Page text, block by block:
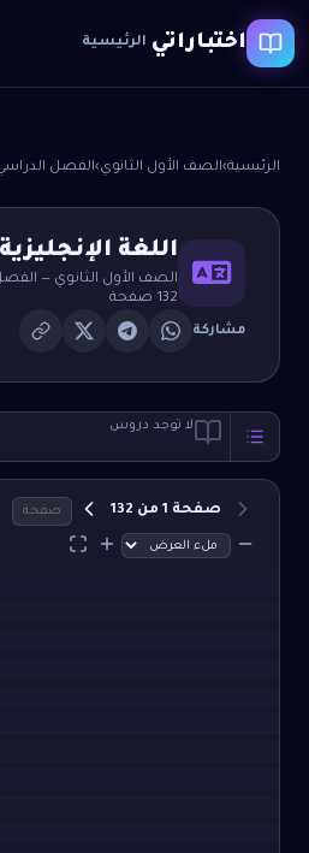
اختباراتي الرئيسية
الرئيسية›الصف الأول الثانوي›الفصل الدراسي
اللغة الإنجليزية
الصف الأول الثانوي —
132 صفحة
مشاركة
لا توجد دروس
صفحة 1 من 132